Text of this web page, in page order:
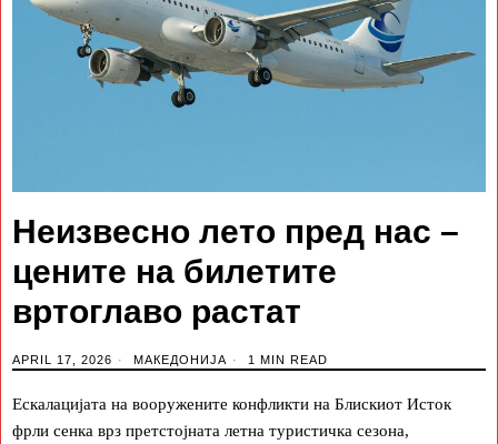
Неизвесно лето пред нас –
цените на билетите
вртоглаво растат
APRIL 17, 2026 МАКЕДОНИЈА 1 MIN READ
Ескалацијата на вооружените конфликти на Блискиот Исток
фрли сенка врз претстојната летна туристичка сезона,